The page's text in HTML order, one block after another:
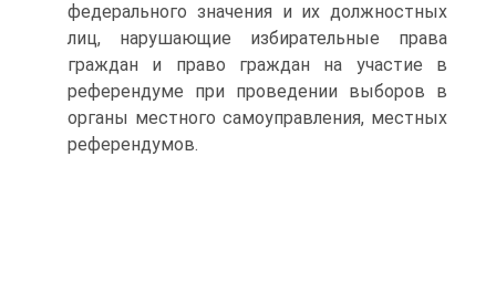
федерального значения и их должностных
лиц, нарушающие избирательные права
граждан и право граждан на участие в
референдуме при проведении выборов в
органы местного самоуправления, местных
референдумов.